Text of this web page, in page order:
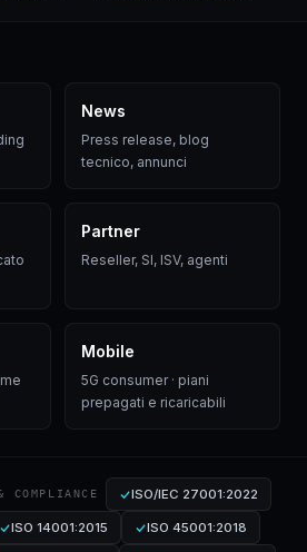
News
Press release, blog
tecnico, annunci
Partner
Reseller, SI, ISV, agenti
Mobile
5G consumer · piani
prepagati e ricaricabili
ISO/IEC 27001:2022
ISO 14001:2015 ISO 45001:2018